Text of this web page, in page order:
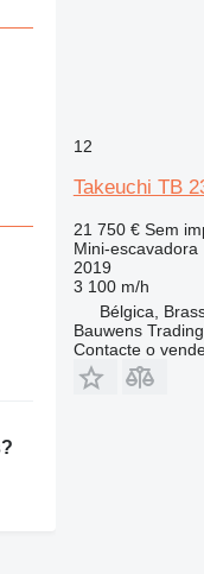
12
Takeuchi TB
21 750 € Sem
Mini-escavadora
2019
3 100 m/h
Bélgica,
Bauwens
Contacte o